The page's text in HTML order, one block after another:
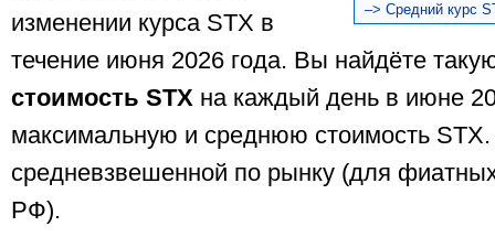
–> Средний курс
изменении курса STX в
течение июня 2026 года. Вы найдёте
стоимость STX на каждый день в июне
максимальную и среднюю стоимость
средневзвешенной по рынку (для
РФ).